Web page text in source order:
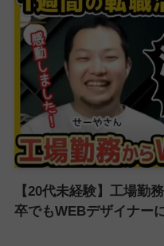
【20代未経験】工場勤
卒でもWEBデザイナー